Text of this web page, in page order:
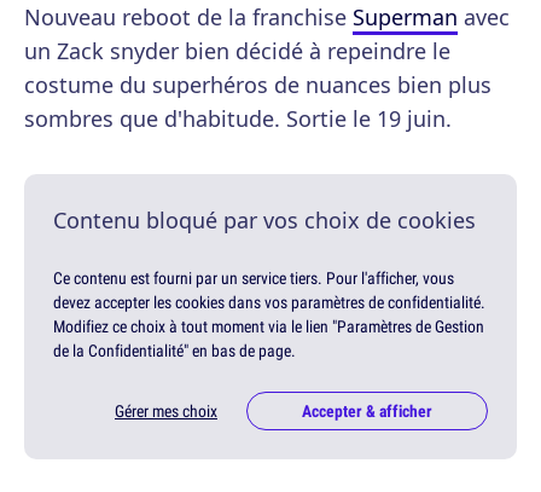
Nouveau reboot de la franchise Superman avec
un Zack snyder bien décidé à repeindre le
costume du superhéros de nuances bien plus
sombres que d'habitude. Sortie le 19 juin.
Contenu bloqué par vos choix de cookies
Ce contenu est fourni par un service tiers. Pour l'afficher, vous
devez accepter les cookies dans vos paramètres de confidentialité.
Modifiez ce choix à tout moment via le lien "Paramètres de Gestion
de la Confidentialité" en bas de page.
Gérer mes choix Accepter & afficher